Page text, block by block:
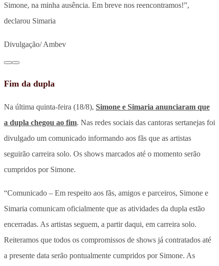
Simone, na minha ausência. Em breve nos reencontramos!”,
declarou Simaria
Divulgação/ Ambev
Fim da dupla
Na última quinta-feira (18/8), Simone e Simaria anunciaram que
a dupla chegou ao fim. Nas redes sociais das cantoras sertanejas foi
divulgado um comunicado informando aos fãs que as artistas
seguirão carreira solo. Os shows marcados até o momento serão
cumpridos por Simone.
“Comunicado – Em respeito aos fãs, amigos e parceiros, Simone e
Simaria comunicam oficialmente que as atividades da dupla estão
encerradas. As artistas seguem, a partir daqui, em carreira solo.
Reiteramos que todos os compromissos de shows já contratados até
a presente data serão pontualmente cumpridos por Simone. As